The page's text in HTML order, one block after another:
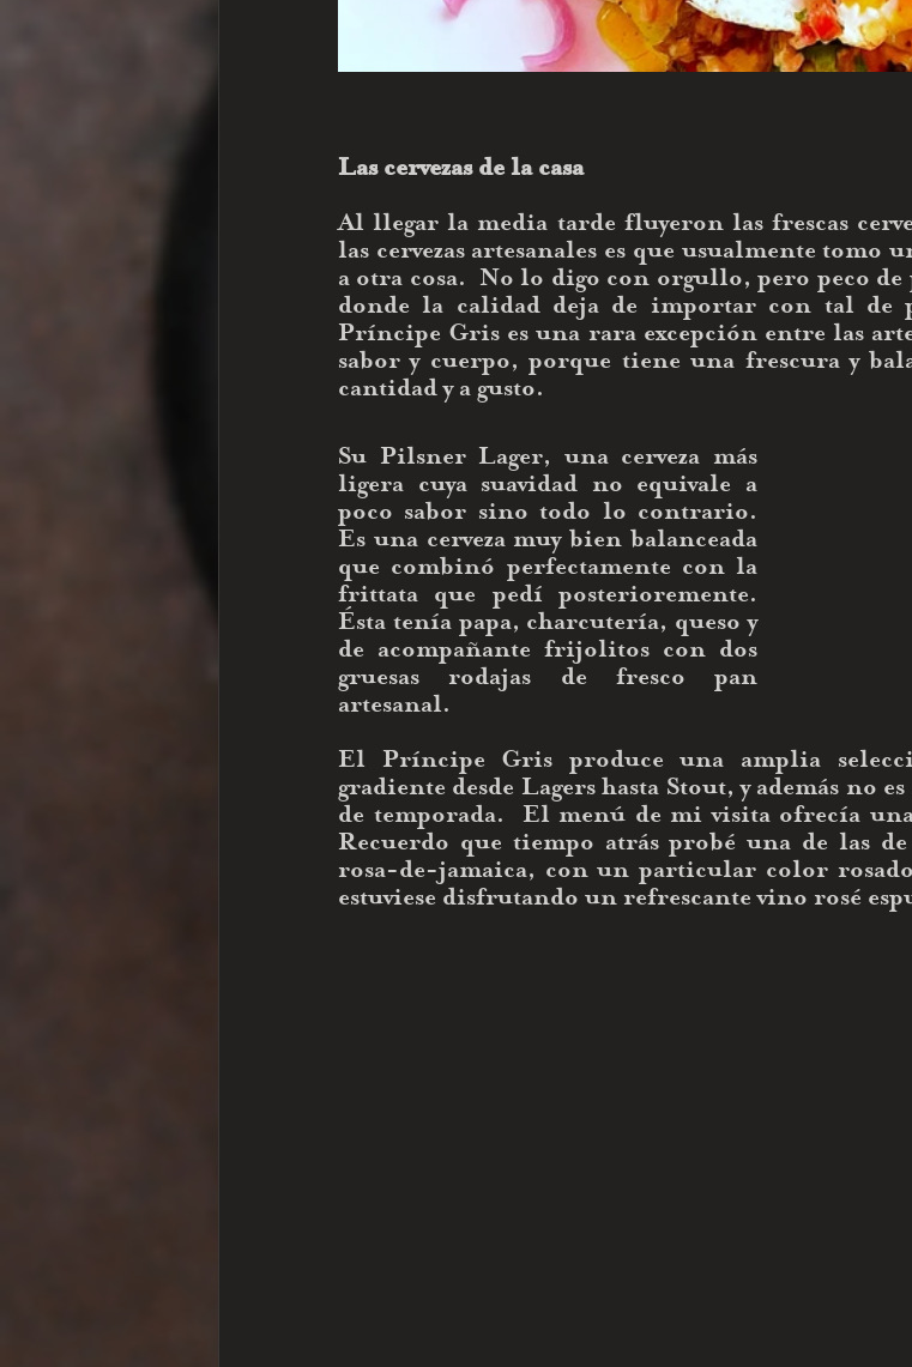
Las cervezas de la casa
Al llegar la media tarde fluyeron las frescas
las cervezas artesanales es que usualmente tomo
a otra cosa.  No lo digo con orgullo, pero peco
donde la calidad deja de importar con tal
Príncipe Gris es una rara excepción entre las
sabor y cuerpo, porque tiene una frescura y
cantidad y a gusto.
Su Pilsner Lager, una cerveza más
ligera cuya suavidad no equivale a
poco sabor sino todo lo contrario.
Es una cerveza muy bien balanceada
que combinó perfectamente con la
frittata que pedí posterioremente.
Ésta tenía papa, charcutería, queso y
de acompañante frijolitos con dos
gruesas rodajas de fresco pan
artesanal.
El Príncipe Gris produce una amplia
gradiente desde Lagers hasta Stout, y además no
de temporada.  El menú de mi visita ofrecía
Recuerdo que tiempo atrás probé una de las
rosa-de-jamaica, con un particular color
estuviese disfrutando un refrescante vino rosé